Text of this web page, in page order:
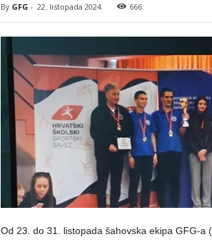
By GFG - 22. listopada 2024. 666
Od 23. do 31. listopada šahovska ekipa GFG-a